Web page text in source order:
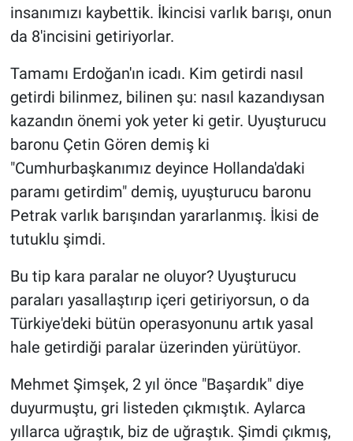
insanımızı kaybettik. İkincisi varlık barışı, onun
da 8'incisini getiriyorlar.
Tamamı Erdoğan'ın icadı. Kim getirdi nasıl
getirdi bilinmez, bilinen şu: nasıl kazandıysan
kazandın önemi yok yeter ki getir. Uyuşturucu
baronu Çetin Gören demiş ki
"Cumhurbaşkanımız deyince Hollanda'daki
paramı getirdim" demiş, uyuşturucu baronu
Petrak varlık barışından yararlanmış. İkisi de
tutuklu şimdi.
Bu tip kara paralar ne oluyor? Uyuşturucu
paraları yasallaştırıp içeri getiriyorsun, o da
Türkiye'deki bütün operasyonunu artık yasal
hale getirdiği paralar üzerinden yürütüyor.
Mehmet Şimşek, 2 yıl önce "Başardık" diye
duyurmuştu, gri listeden çıkmıştık. Aylarca
yıllarca uğraştık, biz de uğraştık. Şimdi çıkmış,